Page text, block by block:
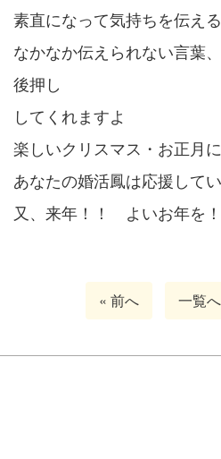
素直になって気持ちを伝え
なかなか伝えられない言葉
後押し
してくれますよ
楽しいクリスマス・お正月
あなたの婚活鳳は応援し
又、来年！！ よいお年を！
« 前へ 一覧へ